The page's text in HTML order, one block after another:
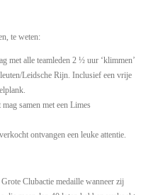
te weten:
met alle teamleden 2 ½ uur ‘klimmen’
Leidsche Rijn. Inclusief een vrije
samen met een Limes
ontvangen een leuke attentie.
Clubactie medaille wanneer zij